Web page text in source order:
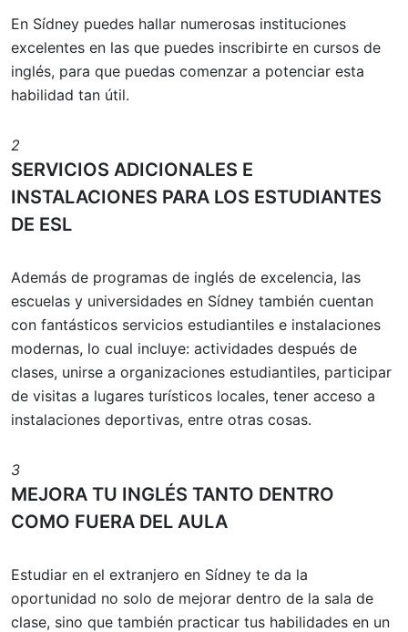
En Sídney puedes hallar numerosas instituciones
excelentes en las que puedes inscribirte en cursos de
inglés, para que puedas comenzar a potenciar esta
habilidad tan útil.
2
SERVICIOS ADICIONALES E
INSTALACIONES PARA LOS ESTUDIANTES
DE ESL
Además de programas de inglés de excelencia, las
escuelas y universidades en Sídney también cuentan
con fantásticos servicios estudiantiles e instalaciones
modernas, lo cual incluye: actividades después de
clases, unirse a organizaciones estudiantiles, participar
de visitas a lugares turísticos locales, tener acceso a
instalaciones deportivas, entre otras cosas.
3
MEJORA TU INGLÉS TANTO DENTRO
COMO FUERA DEL AULA
Estudiar en el extranjero en Sídney te da la
oportunidad no solo de mejorar dentro de la sala de
clase, sino que también practicar tus habilidades en un